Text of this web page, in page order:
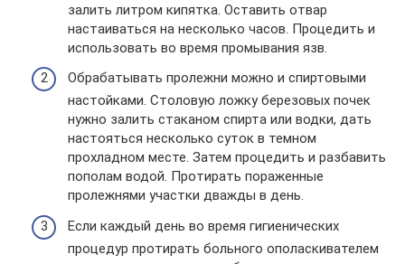
залить литром кипятка. Оставить отвар
настаиваться на несколько часов. Процедить и
использовать во время промывания язв.
Обрабатывать пролежни можно и спиртовыми
настойками. Столовую ложку березовых почек
нужно залить стаканом спирта или водки, дать
настояться несколько суток в темном
прохладном месте. Затем процедить и разбавить
пополам водой. Протирать пораженные
пролежнями участки дважды в день.
Если каждый день во время гигиенических
процедур протирать больного ополаскивателем